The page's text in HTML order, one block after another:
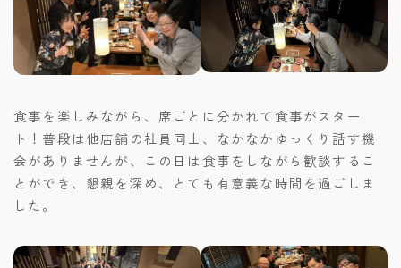
食事を楽しみながら、席ごとに分かれて食事がスター
ト！普段は他店舗の社員同士、なかなかゆっくり話す機
会がありませんが、この日は食事をしながら歓談するこ
とができ、懇親を深め、とても有意義な時間を過ごしま
した。